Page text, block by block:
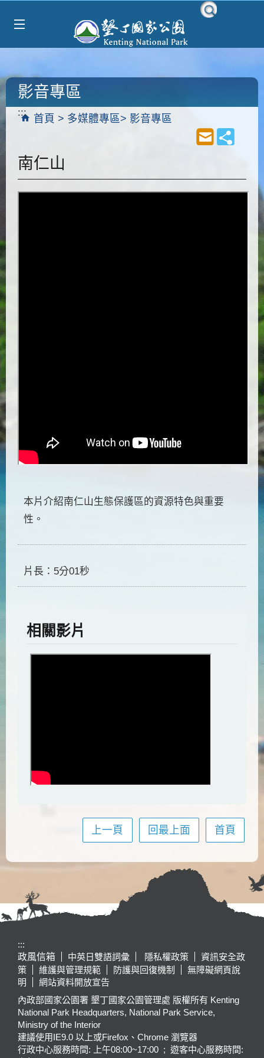
:::
首頁 多媒體專區 影音專區
影音專區
南仁山
本片介紹南仁山生態保護區的資源特色與重要
性。
片長：5分01秒
相關影片
上一頁 回最上面 首頁
:::
政風信箱
中英日雙語詞彙 隱私權政策
資訊安全政
策
維護與管理規範 防護與回復機制
無障礙網頁說
明
網站資料開放宣告
內政部國家公園署 墾丁國家公園管理處 版權所有 Kenting
National Park Headquarters, National Park Service,
Ministry of the Interior
建議使用IE9.0 以上或Firefox、Chrome 瀏覽器
行政中心服務時間: 上午08:00~17:00 ; 遊客中心服務時間: